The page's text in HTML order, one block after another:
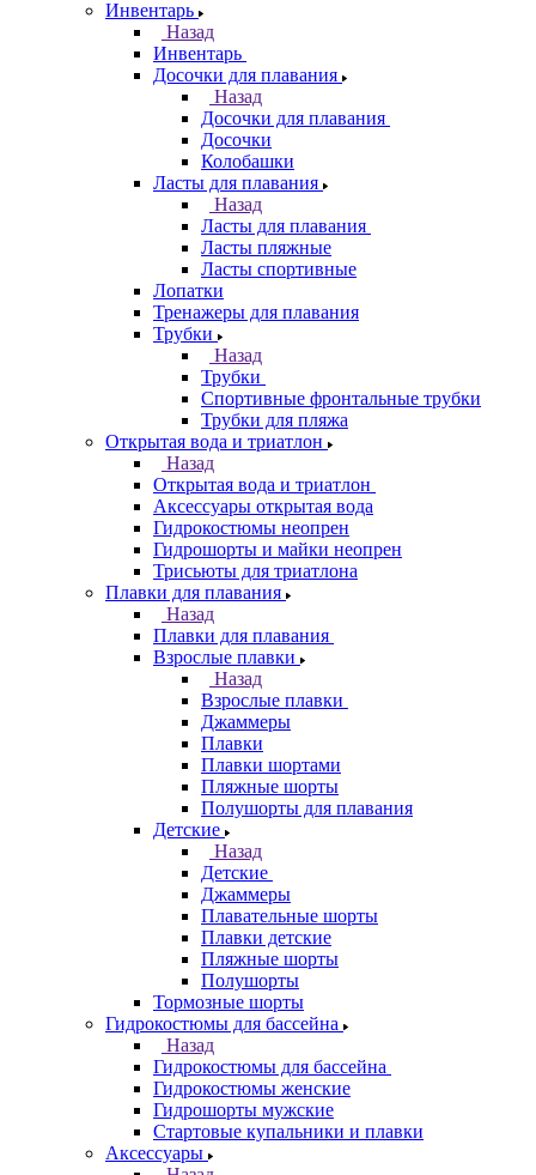
Инвентарь
Назад
Инвентарь
Досочки для плавания
Назад
Досочки для плавания
Досочки
Колобашки
Ласты для плавания
Назад
Ласты для плавания
Ласты пляжные
Ласты спортивные
Лопатки
Тренажеры для плавания
Трубки
Назад
Трубки
Спортивные фронтальные трубки
Трубки для пляжа
Открытая вода и триатлон
Назад
Открытая вода и триатлон
Аксессуары открытая вода
Гидрокостюмы неопрен
Гидрошорты и майки неопрен
Трисьюты для триатлона
Плавки для плавания
Назад
Плавки для плавания
Взрослые плавки
Назад
Взрослые плавки
Джаммеры
Плавки
Плавки шортами
Пляжные шорты
Полушорты для плавания
Детские
Назад
Детские
Джаммеры
Плавательные шорты
Плавки детские
Пляжные шорты
Полушорты
Тормозные шорты
Гидрокостюмы для бассейна
Назад
Гидрокостюмы для бассейна
Гидрокостюмы женские
Гидрошорты мужские
Стартовые купальники и плавки
Аксессуары